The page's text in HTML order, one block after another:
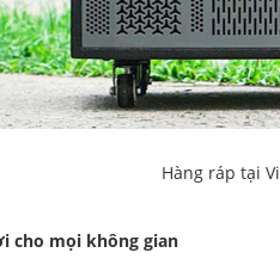
Hàng ráp tại
cho mọi không gian